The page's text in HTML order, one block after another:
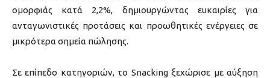
ομορφιάς κατά 2,2%, δημιουργώντας ευκαιρίες για
ανταγωνιστικές προτάσεις και προωθητικές ενέργειες σε
μικρότερα σημεία πώλησης.
Σε επίπεδο κατηγοριών, το Snacking ξεχώρισε με αύξηση